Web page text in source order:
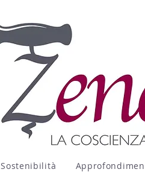
Sostenibilità